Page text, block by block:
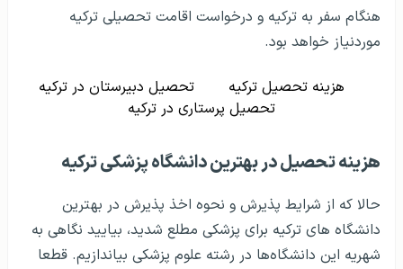
هنگام سفر به ترکیه و درخواست اقامت تحصیلی ترکیه
موردنیاز خواهد بود.
هزینه تحصیل ترکیه
تحصیل دبیرستان در ترکیه
تحصیل پرستاری در ترکیه
هزینه تحصیل در بهترین دانشگاه پزشکی ترکیه
حالا که از شرایط پذیرش و نحوه اخذ پذیرش در بهترین
دانشگاه های ترکیه برای پزشکی مطلع شدید، بیایید نگاهی به
شهریه این دانشگاه‌ها در رشته علوم پزشکی بیاندازیم. قطعا